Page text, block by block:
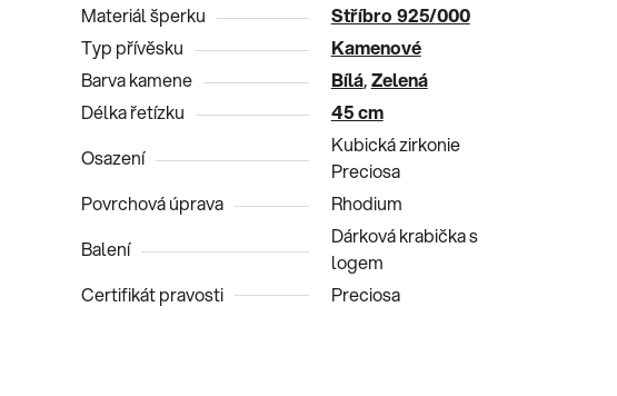
Materiál šperku
Stříbro 925/000
Typ přívěsku
Kamenové
Barva kamene
Bílá,Zelená
Délka řetízku
45 cm
Osazení
Kubická zirkonie
Preciosa
Povrchová úprava
Rhodium
Balení
Dárková krabička s
logem
Certifikát pravosti
Preciosa